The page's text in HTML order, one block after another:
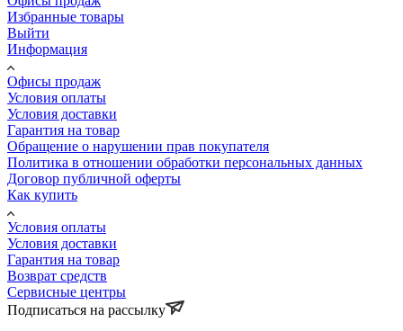
Избранные товары
Выйти
Информация
Офисы продаж
Условия оплаты
Условия доставки
Гарантия на товар
Обращение о нарушении прав покупателя
Политика в отношении обработки персональных данных
Договор публичной оферты
Как купить
Условия оплаты
Условия доставки
Гарантия на товар
Возврат средств
Сервисные центры
Подписаться на рассылку